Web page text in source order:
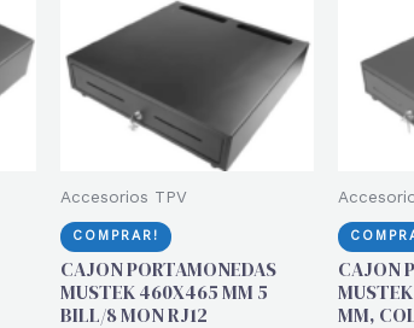
Accesorios TPV
COMPRAR!
CAJON PORTAMONEDAS
MUSTEK 460X465 MM 5
BILL/8 MON RJ12
CAJON
MM,